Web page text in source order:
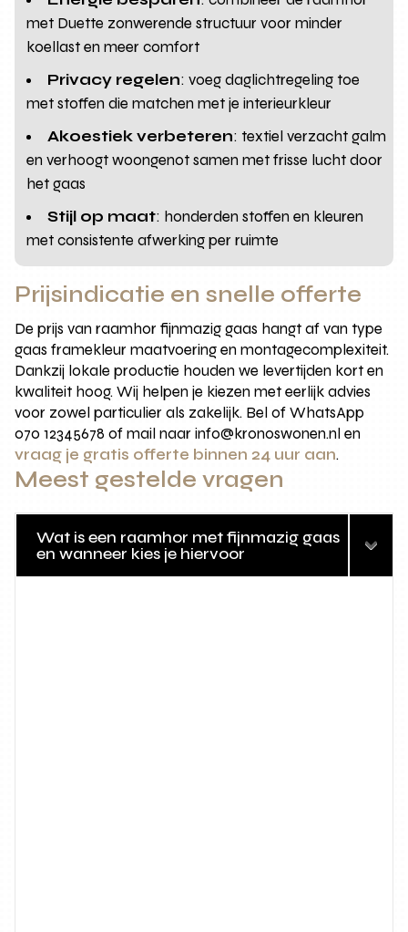
met Duette zonwerende structuur voor minder
koellast en meer comfort
Privacy regelen: voeg daglichtregeling toe
met stoffen die matchen met je interieurkleur
Akoestiek verbeteren: textiel verzacht galm
en verhoogt woongenot samen met frisse lucht door
het gaas
Stijl op maat: honderden stoffen en kleuren
met consistente afwerking per ruimte
Prijsindicatie en snelle offerte
De prijs van raamhor fijnmazig gaas hangt af van type
gaas framekleur maatvoering en montagecomplexiteit.
Dankzij lokale productie houden we levertijden kort en
kwaliteit hoog. Wij helpen je kiezen met eerlijk advies
voor zowel particulier als zakelijk. Bel of WhatsApp
070 12345678 of mail naar info@kronoswonen.nl en
vraag je gratis offerte binnen 24 uur aan.
Meest gestelde vragen
Wat is een raamhor met fijnmazig gaas
en wanneer kies je hiervoor